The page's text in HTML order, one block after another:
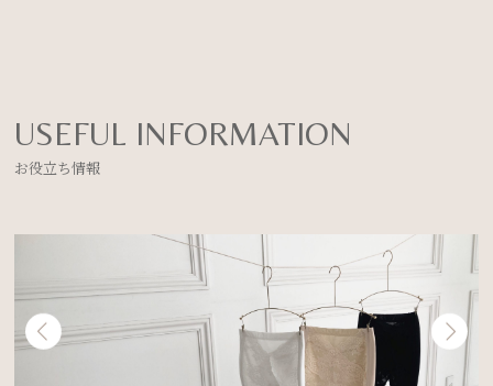
USEFUL INFORMATION
お役立ち情報